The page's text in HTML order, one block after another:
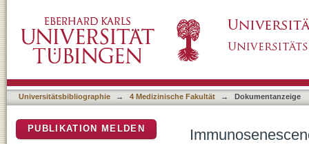
Universitätsbibliographie → 4 Medizinische Fakultät → Dokumentanzeige
PUBLIKATION MELDEN